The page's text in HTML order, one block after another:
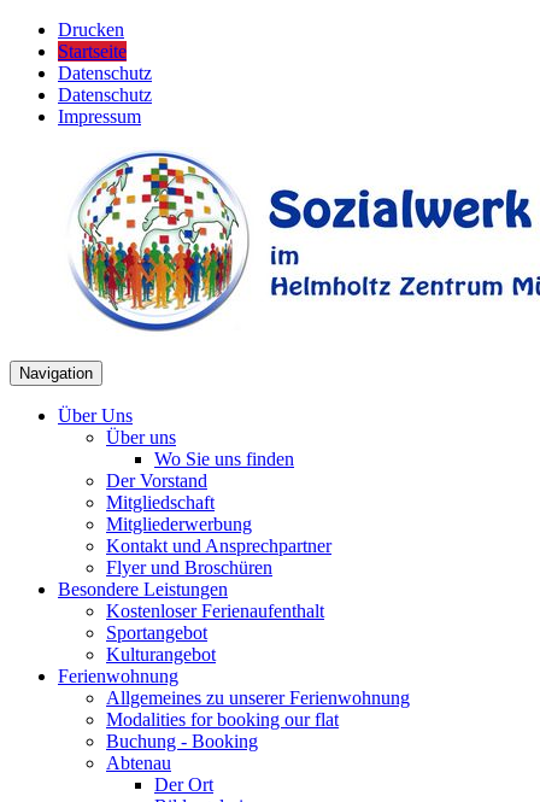
Drucken
Startseite
Datenschutz
Datenschutz
Impressum
Navigation
Über Uns
Über uns
Wo Sie uns finden
Der Vorstand
Mitgliedschaft
Mitgliederwerbung
Kontakt und Ansprechpartner
Flyer und Broschüren
Besondere Leistungen
Kostenloser Ferienaufenthalt
Sportangebot
Kulturangebot
Ferienwohnung
Allgemeines zu unserer Ferienwohnung
Modalities for booking our flat
Buchung - Booking
Abtenau
Der Ort